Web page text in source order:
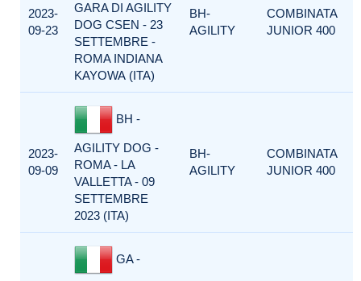
2023-
09-23
GARA DI AGILITY
DOG CSEN - 23
SETTEMBRE -
ROMA INDIANA
KAYOWA (ITA)
BH-
AGILITY
COMBINATA
JUNIOR 400
2023-
09-09
BH -
AGILITY DOG -
ROMA - LA
VALLETTA - 09
SETTEMBRE
2023 (ITA)
BH-
AGILITY
COMBINATA
JUNIOR 400
GA -